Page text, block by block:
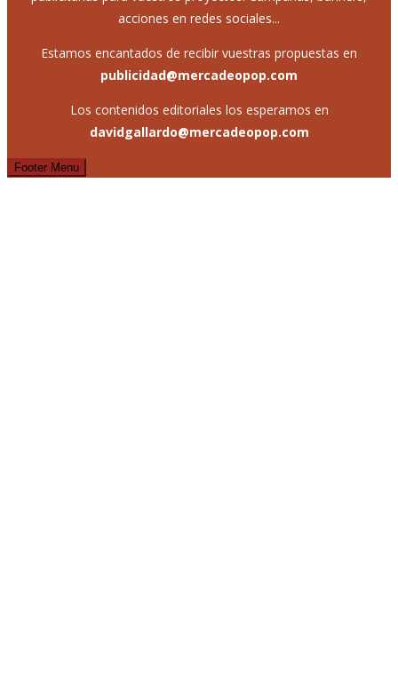
acciones en redes sociales...
Estamos encantados de recibir vuestras propuestas en
publicidad@mercadeopop.com
Los contenidos editoriales los esperamos en
davidgallardo@mercadeopop.com
Footer Menu